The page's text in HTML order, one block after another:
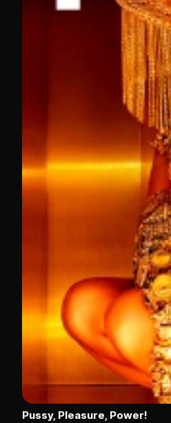
Pussy, Pleasure, Power!